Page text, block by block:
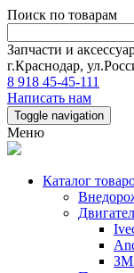
Поиск по товарам
Запчасти и
г.Краснодар,
8 918 45-45-111
Написать нам
Toggle navigation
Меню
Каталог